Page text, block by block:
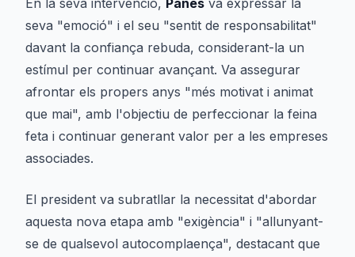
En la seva intervenció, Panés va expressar la
seva "emoció" i el seu "sentit de responsabilitat"
davant la confiança rebuda, considerant-la un
estímul per continuar avançant. Va assegurar
afrontar els propers anys "més motivat i animat
que mai", amb l'objectiu de perfeccionar la feina
feta i continuar generant valor per a les empreses
associades.
El president va subratllar la necessitat d'abordar
aquesta nova etapa amb "exigència" i "allunyant-
se de qualsevol autocomplaença", destacant que